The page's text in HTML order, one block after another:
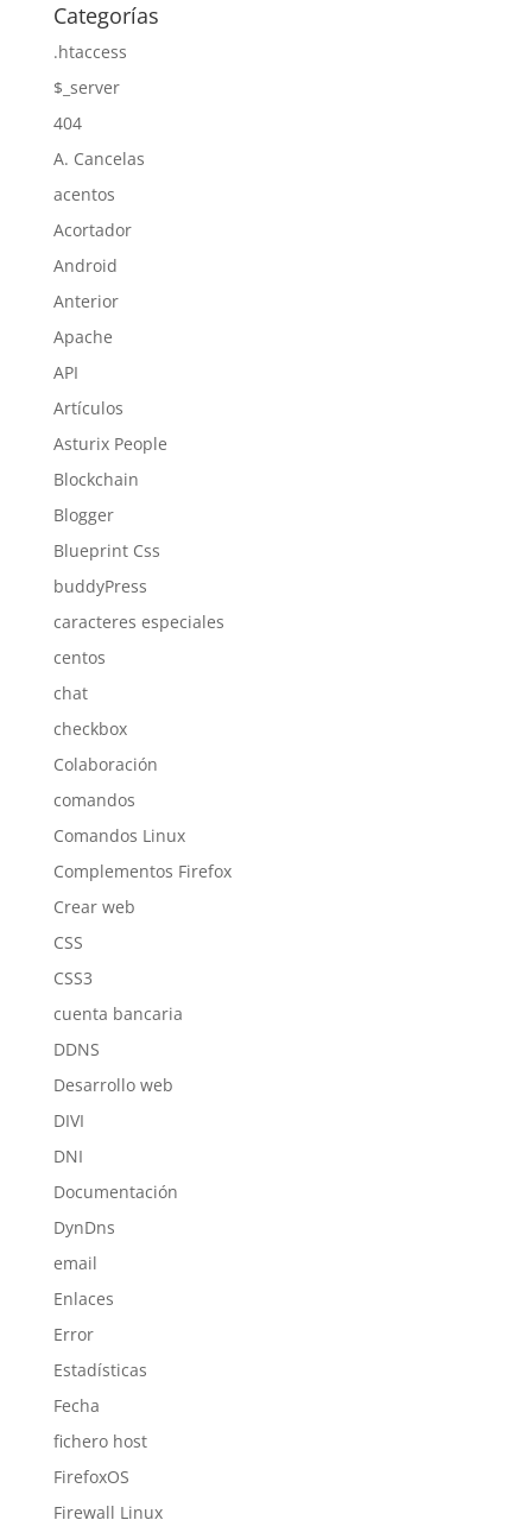
Categorías
.htaccess
$_server
404
A. Cancelas
acentos
Acortador
Android
Anterior
Apache
API
Artículos
Asturix People
Blockchain
Blogger
Blueprint Css
buddyPress
caracteres especiales
centos
chat
checkbox
Colaboración
comandos
Comandos Linux
Complementos Firefox
Crear web
CSS
CSS3
cuenta bancaria
DDNS
Desarrollo web
DIVI
DNI
Documentación
DynDns
email
Enlaces
Error
Estadísticas
Fecha
fichero host
FirefoxOS
Firewall Linux